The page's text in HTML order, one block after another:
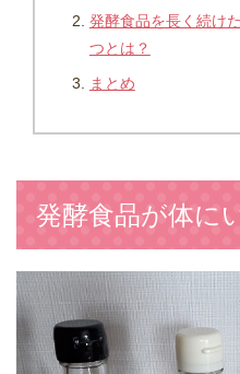
発酵食品を長く続け
つとは？
まとめ
発酵食品が体に